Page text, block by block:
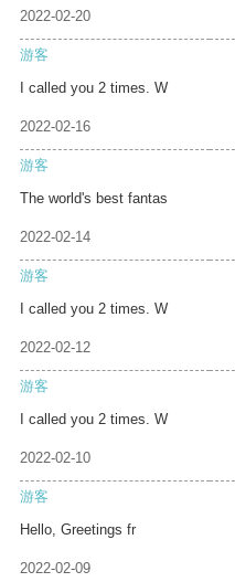
2022-02-20
游客
I called you 2 times. W
2022-02-16
游客
The world's best fantas
2022-02-14
游客
I called you 2 times. W
2022-02-12
游客
I called you 2 times. W
2022-02-10
游客
Hello, Greetings fr
2022-02-09